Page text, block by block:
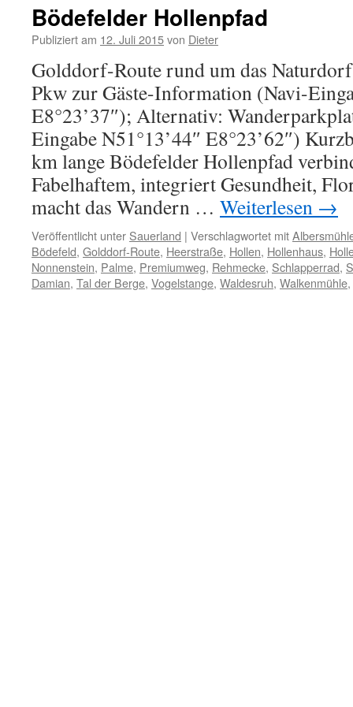
Bödefelder Hollenpfad
Publiziert am 12. Juli 2015von Dieter
Golddorf-Route rund um das
Pkw zur Gäste-Information (Navi-
E8°23’37″); Alternativ:
Eingabe N51°13’44″ E8°23’62″)
km lange Bödefelder Hollenpfad
Fabelhaftem, integriert Gesundheit,
macht das Wandern … Weiterlesen →
Veröffentlicht unter Sauerland | Verschlagwortet mit
Bödefeld, Golddorf-Route, Heerstraße, Hollen, Hollenhaus,
Nonnenstein, Palme, Premiumweg, Rehmecke, Schlapperrad,
Damian, Tal der Berge, Vogelstange, Waldesruh, Walkenmühle,